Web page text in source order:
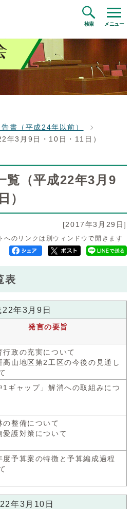
検索 メニュー
書（平成24年以前）
年3月9日・10日・11日）
覧（平成22年3月9
）
[2017年3月29日]
へのリンクは別ウィンドウで開きます
表
22年3月9日
発言の要旨
政の充実について
山地区第2工区の今後の見通し
ギャップ」解消への取組みにつ
整備について
護対策について
予算案の特徴と予算編成過程
年3月10日